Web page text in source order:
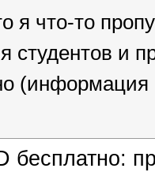
я что-то
студентов и
бесплатно: